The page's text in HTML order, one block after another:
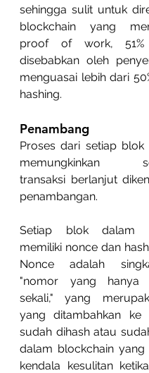
sehingga sulit untuk
blockchain yang
proof of work, 51%
disebabkan oleh
menguasai lebih dari
hashing.
Penambang
Proses dari setiap
memungkinkan
transaksi berlanjut
penambangan.
Setiap blok dalam
memiliki nonce dan
Nonce adalah
"nomor yang hanya
sekali," yang
yang ditambahkan ke
sudah dihash atau
dalam blockchain yang
kendala kesulitan